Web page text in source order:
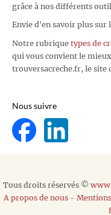
grâce à nos différents
Envie d'en savoir plus sur
Notre rubrique types de
qui vous convient le
trouversacreche.fr, le site
Nous suivre
Tous droits réservés ©
A propos de nous-